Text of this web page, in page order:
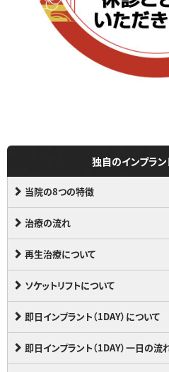
独自のインプラ
当院の8つの特徴
治療の流れ
再生治療について
ソケットリフトについて
即日インプラント（1DAY）について
即日インプラント（1DAY）一日の流